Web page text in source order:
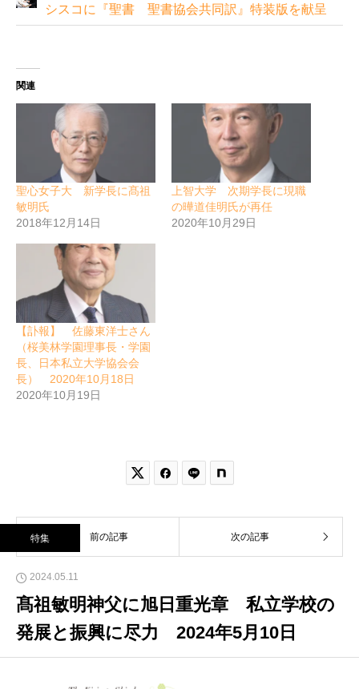
シスコに『聖書 聖書協会共同訳』特装版を献呈
関連
聖心女子大 新学長に髙祖
敏明氏
2018年12月14日
上智大学 次期学長に現職
の曄道佳明氏が再任
2020年10月29日
【訃報】 佐藤東洋士さん
（桜美林学園理事長・学園
長、日本私立大学協会会
長） 2020年10月18日
2020年10月19日
 
前の記事 次の記事
特集
2024.05.11
髙祖敏明神父に旭日重光章 私立学校の
発展と振興に尽力 2024年5月10日